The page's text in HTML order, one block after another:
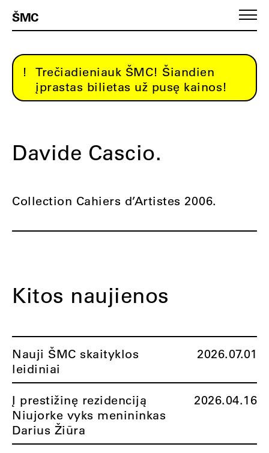
ŠMC
Trečiadieniauk ŠMC! Šiandien
įprastas bilietas už pusę kainos!
Davide Cascio.
Collection Cahiers d’Artistes 2006.
Kitos naujienos
Nauji ŠMC skaityklos
leidiniai
2026.07.01
Į prestižinę rezidenciją
Niujorke vyks menininkas
Darius Žiūra
2026.04.16